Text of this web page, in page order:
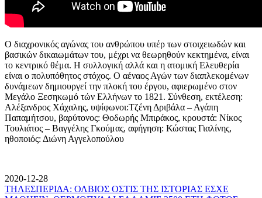
Ο διαχρονικός αγώνας του ανθρώπου υπέρ των στοιχειωδών και
βασικών δικαιωμάτων του, μέχρι να θεωρηθούν κεκτημένα, είναι
το κεντρικό θέμα. Η συλλογική αλλά και η ατομική Ελευθερία
είναι ο πολυπόθητος στόχος. Ο αέναος Αγών των διαπλεκομένων
δυνάμεων δημιουργεί την πλοκή του έργου, αφιερωμένο στον
Μεγάλο Ξεσηκωμό τών Ελλήνων το 1821. Σύνθεση, εκτέλεση:
Αλέξανδρος Χάχαλης, υψίφωνοι:Τζένη Δριβάλα – Αγάπη
Παπαμήτσου, βαρύτονος: Θοδωρής Μπιράκος, κρουστά: Νίκος
Τουλιάτος – Βαγγέλης Γκούμας, αφήγηση: Κώστας Γιαλίνης,
ηθοποιός: Διώνη Αγγελοπούλου
2020-12-28
ΤΗΛΕΣΠΕΡΙΔΑ: ΟΛΒΙΟΣ ΟΣΤΙΣ ΤΗΣ ΙΣΤΟΡΙΑΣ ΕΣΧΕ